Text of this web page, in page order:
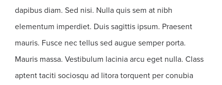
dapibus diam. Sed nisi. Nulla quis sem at nibh
elementum imperdiet. Duis sagittis ipsum. Praesent
mauris. Fusce nec tellus sed augue semper porta.
Mauris massa. Vestibulum lacinia arcu eget nulla. Class
aptent taciti sociosqu ad litora torquent per conubia